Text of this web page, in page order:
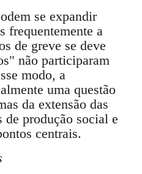
se expandir
frequentemente a
de greve se deve
não participaram
modo, a
uma questão
da extensão das
produção social e
centrais.